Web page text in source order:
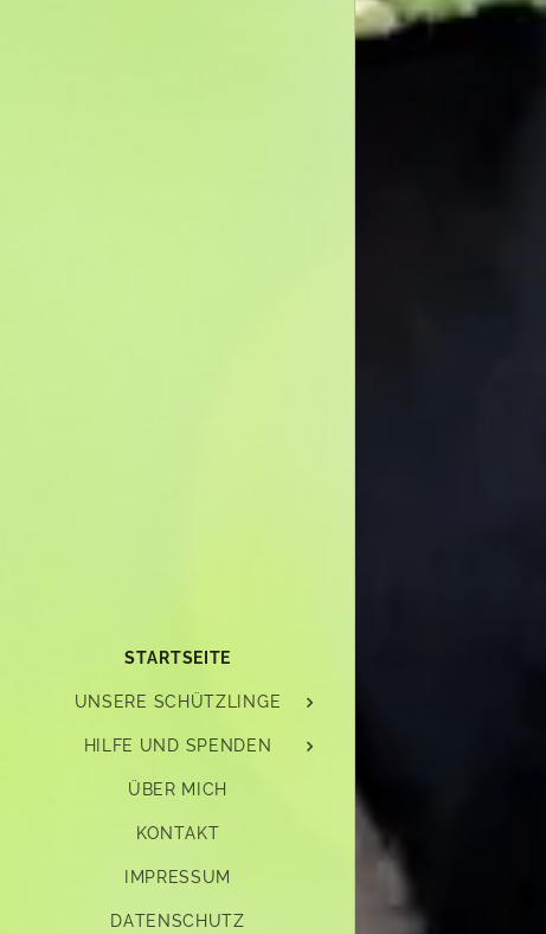
STARTSEITE
UNSERE SCHÜTZLINGE
HILFE UND SPENDEN
ÜBER MICH
KONTAKT
IMPRESSUM
DATENSCHUTZ